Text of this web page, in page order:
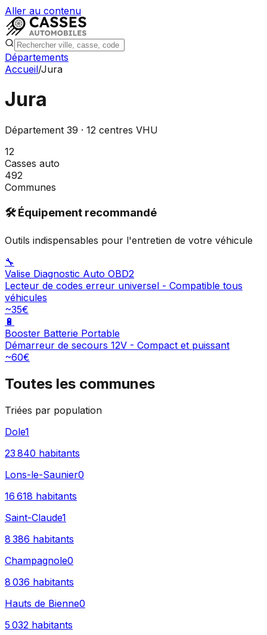
Aller au contenu
Départements
Accueil/Jura
Jura
Département 39 · 12 centres VHU
12
Casses auto
492
Communes
🛠️ Équipement recommandé
Outils indispensables pour l'entretien de votre véhicule
🔧
Valise Diagnostic Auto OBD2
Lecteur de codes erreur universel - Compatible tous
véhicules
~35€
🔋
Booster Batterie Portable
Démarreur de secours 12V - Compact et puissant
~60€
Toutes les communes
Triées par population
Dole1
23 840 habitants
Lons-le-Saunier0
16 618 habitants
Saint-Claude1
8 386 habitants
Champagnole0
8 036 habitants
Hauts de Bienne0
5 032 habitants